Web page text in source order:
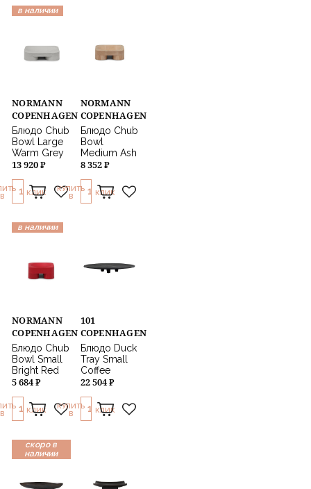
в наличии
NORMANN
COPENHAGEN
Блюдо Chub
Bowl Large
Warm Grey
13 920 ₽
В
1 КЛИК
NORMANN
COPENHAGEN
Блюдо Chub
Bowl
Medium Ash
8 352 ₽
КУПИТЬ
В
1 КЛИК
в наличии
NORMANN
COPENHAGEN
Блюдо Chub
Bowl Small
Bright Red
5 684 ₽
В
1 КЛИК
101
COPENHAGEN
Блюдо Duck
Tray Small
Coffee
22 504 ₽
КУПИТЬ
В
1 КЛИК
скоро в
наличии